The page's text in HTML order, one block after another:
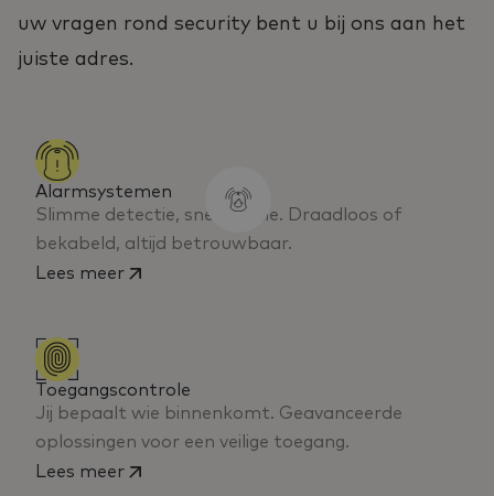
uw vragen rond security bent u bij ons aan het
juiste adres.
Alarmsystemen
Slimme detectie, snelle actie. Draadloos of
bekabeld, altijd betrouwbaar.
Lees meer
Toegangscontrole
Jij bepaalt wie binnenkomt. Geavanceerde
oplossingen voor een veilige toegang.
Lees meer